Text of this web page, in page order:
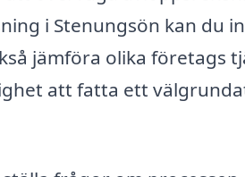
i Stenungsön kan du
jämföra olika företags
att fatta ett